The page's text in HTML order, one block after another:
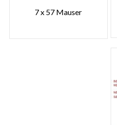
7 x 57 Mauser